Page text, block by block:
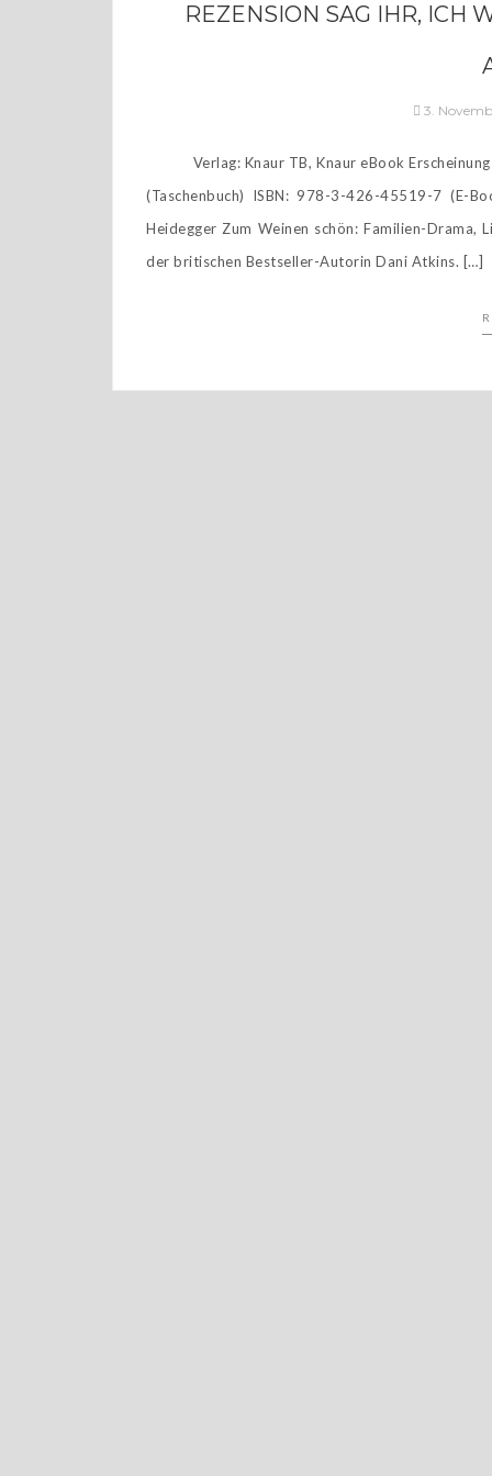
REZENSION SAG IHR, ICH
3.
Verlag: Knaur TB, Knaur eBook
(Taschenbuch) ISBN: 978-3-426-45519-7 (E-
Heidegger Zum Weinen schön: Familien-
der britischen Bestseller-Autorin Dani Atkins. […]